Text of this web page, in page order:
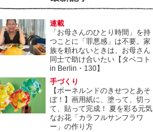
連載
「お母さんのひとり時間」を持
つことに「罪悪感」は不要。家
族を頼れないときは、お母さん
同士で助け合いたい【タベコト
in Berlin・130】
手づくり
【ボーネルンドのきせつとあそ
ぼ！】画用紙に、塗って、切っ
て、貼って完成！ 夏を彩る元気
なお花「カラフルサンフラワ
ー」の作り方